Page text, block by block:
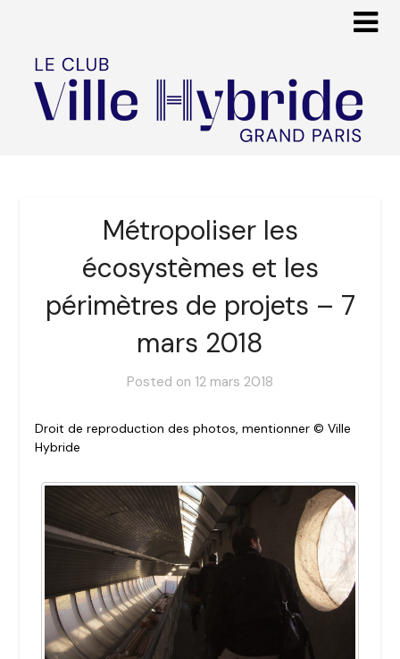
Métropoliser les
écosystèmes et les
périmètres de projets – 7
mars 2018
Posted on 12 mars 2018
Droit de reproduction des photos, mentionner © Ville
Hybride